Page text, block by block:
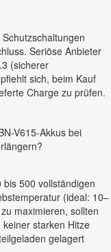
Seriöse Anbieter
(sicherer
sich, beim Kauf
Charge zu prüfen.
V615-Akkus bei
500 vollständigen
(ideal: 10–
maximieren, sollten
starken Hitze
gelagert